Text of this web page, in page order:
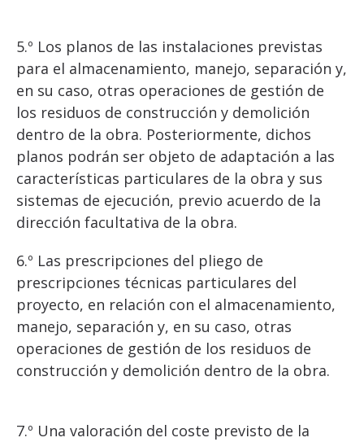
5.º Los planos de las instalaciones previstas
para el almacenamiento, manejo, separación y,
en su caso, otras operaciones de gestión de
los residuos de construcción y demolición
dentro de la obra. Posteriormente, dichos
planos podrán ser objeto de adaptación a las
características particulares de la obra y sus
sistemas de ejecución, previo acuerdo de la
dirección facultativa de la obra.
6.º Las prescripciones del pliego de
prescripciones técnicas particulares del
proyecto, en relación con el almacenamiento,
manejo, separación y, en su caso, otras
operaciones de gestión de los residuos de
construcción y demolición dentro de la obra.
7.º Una valoración del coste previsto de la